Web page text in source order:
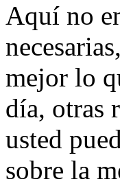
Aquí no
mejor lo
día, otras
usted
sobre la